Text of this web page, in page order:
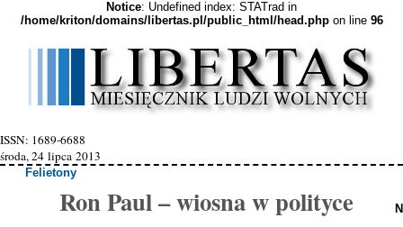
Notice: Undefined index: STATrad in
/home/kriton/domains/libertas.pl/public_html/head.phpon line 96
ISSN: 1689-6688
środa, 24 lipca 2013
Felietony
Ron Paul – wiosna w polityce